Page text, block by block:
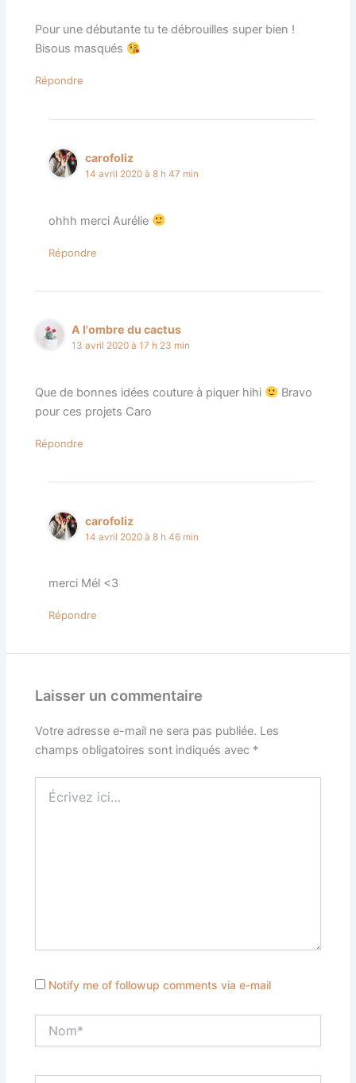
Pour une débutante tu te débrouilles super bien !
Bisous masqués
Répondre
carofoliz
14 avril 2020 à 8 h 47 min
ohhh merci Aurélie
Répondre
A l'ombre du cactus
13 avril 2020 à 17 h 23 min
Que de bonnes idées couture à piquer hihi
Bravo
pour ces projets Caro
Répondre
carofoliz
14 avril 2020 à 8 h 46 min
merci Mél <3
Répondre
Laisser un commentaire
Votre adresse e-mail ne sera pas publiée. Les
champs obligatoires sont indiqués avec *
ici…
Notify me of followup comments via e-mail